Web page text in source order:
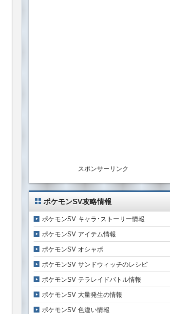
スポンサーリンク
ポケモンSV攻略情報
ポケモンSV キャラ･ストーリー情報
ポケモンSV アイテム情報
ポケモンSV オシャボ
ポケモンSV サンドウィッチのレシピ
ポケモンSV テラレイドバトル情報
ポケモンSV 大量発生の情報
ポケモンSV 色違い情報